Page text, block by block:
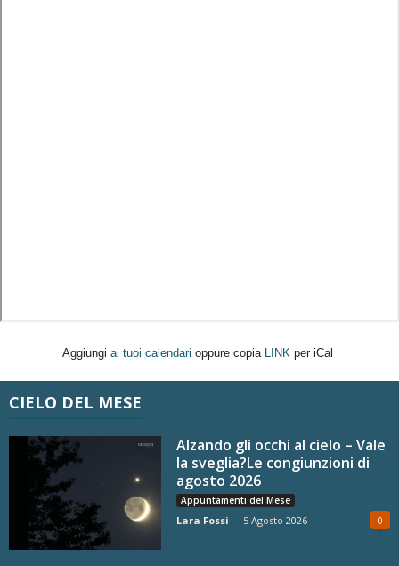
Aggiungi ai tuoi calendari oppure copia LINK per iCal
CIELO DEL MESE
Alzando gli occhi al cielo – Vale
la sveglia?Le congiunzioni di
agosto 2026
Appuntamenti del Mese
Lara Fossi - 5 Agosto 2026 0